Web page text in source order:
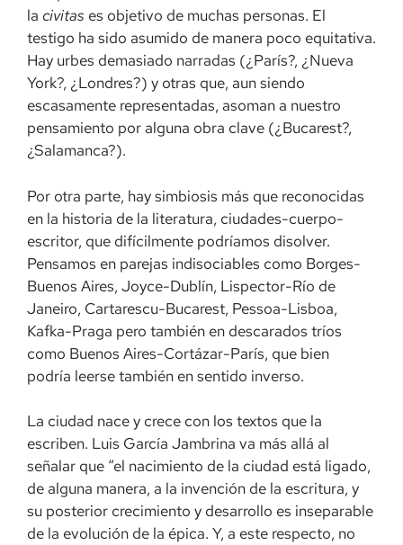
la civitas es objetivo de muchas personas. El
testigo ha sido asumido de manera poco equitativa.
Hay urbes demasiado narradas (¿París?, ¿Nueva
York?, ¿Londres?) y otras que, aun siendo
escasamente representadas, asoman a nuestro
pensamiento por alguna obra clave (¿Bucarest?,
¿Salamanca?).
Por otra parte, hay simbiosis más que reconocidas
en la historia de la literatura, ciudades-cuerpo-
escritor, que difícilmente podríamos disolver.
Pensamos en parejas indisociables como Borges-
Buenos Aires, Joyce-Dublín, Lispector-Río de
Janeiro, Cartarescu-Bucarest, Pessoa-Lisboa,
Kafka-Praga pero también en descarados tríos
como Buenos Aires-Cortázar-París, que bien
podría leerse también en sentido inverso.
La ciudad nace y crece con los textos que la
escriben. Luis García Jambrina va más allá al
señalar que “el nacimiento de la ciudad está ligado,
de alguna manera, a la invención de la escritura, y
su posterior crecimiento y desarrollo es inseparable
de la evolución de la épica. Y, a este respecto, no